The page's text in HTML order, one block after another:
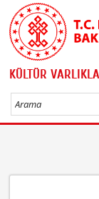
KÜLTÜR